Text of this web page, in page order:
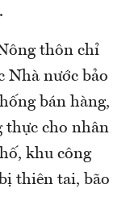
thôn chỉ
Nhà nước bảo
bán hàng,
thực cho nhân
khu công
thiên tai, bão